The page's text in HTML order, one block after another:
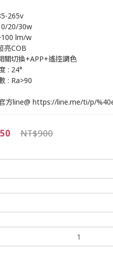
265v
20/30w
lm/w
亮COB
關切換+APP+遙控調色
: 24°
: Ra>90
方line@ https://line.me/ti/p/
NT$900